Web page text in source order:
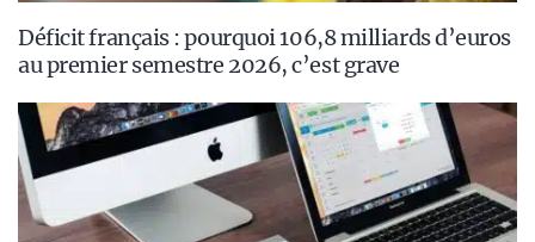
Déficit français : pourquoi 106,8 milliards d’euros
au premier semestre 2026, c’est grave